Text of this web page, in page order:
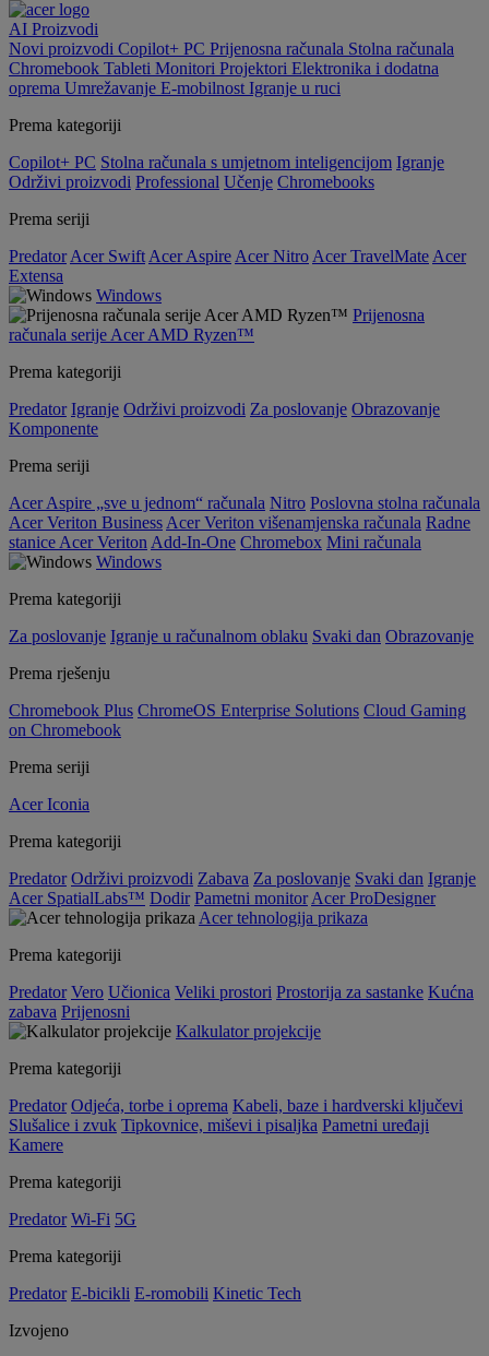
AI Proizvodi
Novi proizvodi Copilot+ PC Prijenosna računala Stolna računala
Chromebook Tableti Monitori Projektori Elektronika i dodatna
oprema Umrežavanje E-mobilnost Igranje u ruci
Prema kategoriji
Copilot+ PC Stolna računala s umjetnom inteligencijom Igranje
Održivi proizvodi Professional Učenje Chromebooks
Prema seriji
Predator Acer Swift Acer Aspire Acer Nitro Acer TravelMate Acer
Extensa
Windows
Prijenosna
računala serije Acer AMD Ryzen™
Prema kategoriji
Predator Igranje Održivi proizvodi Za poslovanje Obrazovanje
Komponente
Prema seriji
Acer Aspire „sve u jednom“ računala Nitro Poslovna stolna računala
Acer Veriton Business Acer Veriton višenamjenska računala Radne
stanice Acer Veriton Add-In-One Chromebox Mini računala
Windows
Prema kategoriji
Za poslovanje Igranje u računalnom oblaku Svaki dan Obrazovanje
Prema rješenju
Chromebook Plus ChromeOS Enterprise Solutions Cloud Gaming
on Chromebook
Prema seriji
Acer Iconia
Prema kategoriji
Predator Održivi proizvodi Zabava Za poslovanje Svaki dan Igranje
Acer SpatialLabs™ Dodir Pametni monitor Acer ProDesigner
Acer tehnologija prikaza
Prema kategoriji
Predator Vero Učionica Veliki prostori Prostorija za sastanke Kućna
zabava Prijenosni
Kalkulator projekcije
Prema kategoriji
Predator Odjeća, torbe i oprema Kabeli, baze i hardverski ključevi
Slušalice i zvuk Tipkovnice, miševi i pisaljka Pametni uređaji
Kamere
Prema kategoriji
Predator Wi-Fi 5G
Prema kategoriji
Predator E-bicikli E-romobili Kinetic Tech
Izvojeno